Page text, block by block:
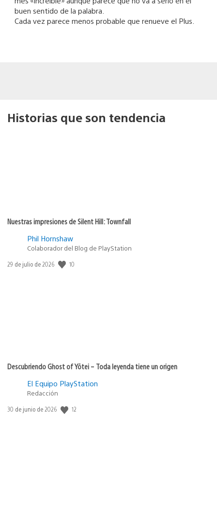
buen sentido de la palabra.
Cada vez parece menos probable que renueve el Plus.
Historias que son tendencia
Nuestras impresiones de Silent Hill: Townfall
Phil Hornshaw
Colaborador del Blog de PlayStation
Fecha
29 de julio de 2026 10
Descubriendo Ghost of Yōtei – Toda leyenda tiene un origen
El Equipo PlayStation
Redacción
Fecha
30 de junio de 2026 12